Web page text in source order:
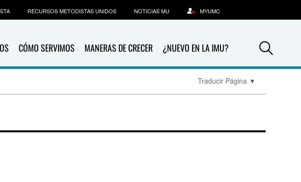
CÓMO SERVIMOS MANERAS DE CRECER ¿NUEVO EN LA IMU?
RECURSOS METODISTAS UNIDOS NOTICIAS MU MYUMC
Traducir Página ▼